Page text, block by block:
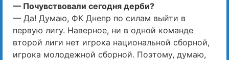
— Почувствовали сегодня дерби?
— Да! Думаю, ФК Днепр по силам выйти в
первую лигу. Наверное, ни в одной команде
второй лиги нет игрока национальной сборной,
игрока молодежной сборной. Поэтому, думаю,